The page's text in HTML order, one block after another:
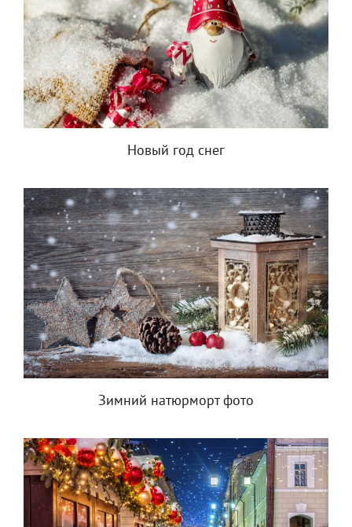
Новый год снег
Зимний натюрморт фото